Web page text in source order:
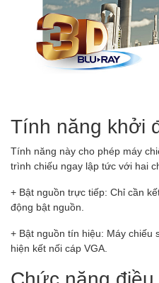
Tính năng khởi
Tính năng này cho phép máy
trình chiếu ngay lập tức với hai
+ Bật nguồn trực tiếp: Chỉ cần
động bật nguồn.
+ Bật nguồn tín hiệu: Máy chiếu
hiện kết nối cáp VGA.
Chức năng